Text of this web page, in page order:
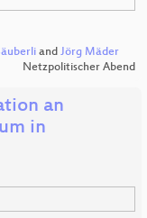
and Jörg Mäder
Netzpolitischer Abend
an
in